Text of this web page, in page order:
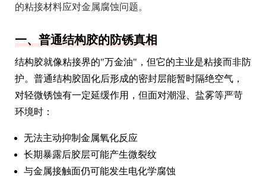
的粘接材料应对金属腐蚀问题。
一、普通结构胶的防锈真相
结构胶就像粘接界的"万金油"，但它的主业是粘接而非防
护。普通结构胶固化后形成的密封层能暂时隔绝空气，
对轻微锈蚀有一定延缓作用，但面对潮湿、盐雾等严苛
环境时：
无法主动抑制金属氧化反应
长期暴露后胶层可能产生微裂纹
与金属接触面仍可能发生电化学腐蚀